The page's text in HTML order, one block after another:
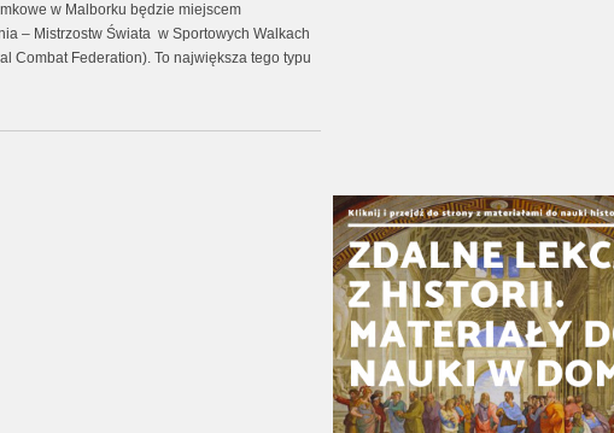
w Malborku będzie miejscem
– Mistrzostw Świata w Sportowych Walkach
Combat Federation). To największa tego typu